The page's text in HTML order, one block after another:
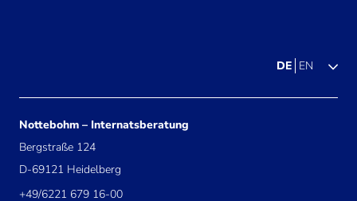
DE EN
Nottebohm – Internatsberatung
Bergstraße 124
D-69121 Heidelberg
+49/6221 679 16-00